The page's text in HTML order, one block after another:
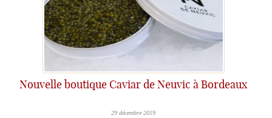
Nouvelle boutique Caviar de Neuvic à Bordeaux
29 décembre 2019